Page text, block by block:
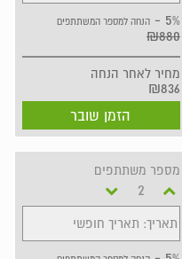
5% - הנחה למספר המשתתפים
₪880
מחיר לאחר הנחה
₪836
הזמן שובר
מספר משתתפים
תאריך: תאריך חופשי